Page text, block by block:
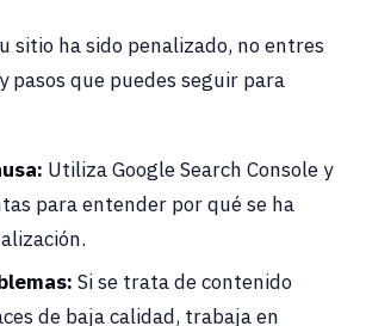
sitio ha sido penalizado, no entres
pasos que puedes seguir para
Utiliza Google Search Console y
para entender por qué se ha
Si se trata de contenido
de baja calidad, trabaja en